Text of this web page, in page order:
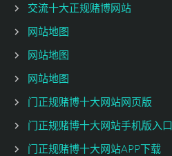
交流十大正规赌博网站
网站地图
网站地图
网站地图
门正规赌博十大网站网页版
门正规赌博十大网站手机版入口
门正规赌博十大网站APP下载